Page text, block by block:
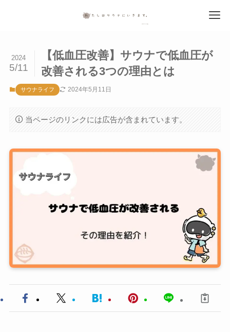
【低血圧改善】サウナで低血圧が
改善される3つの理由とは
2024
5/11
サウナライフ 2024年5月11日
当ページのリンクには広告が含まれています。